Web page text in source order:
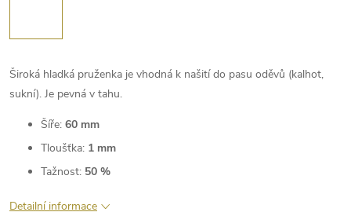
Široká hladká pruženka je vhodná k našití do pasu oděvů (kalhot,
sukní). Je pevná v tahu.
Šíře: 60 mm
Tloušťka: 1 mm
Tažnost: 50 %
Detailní informace